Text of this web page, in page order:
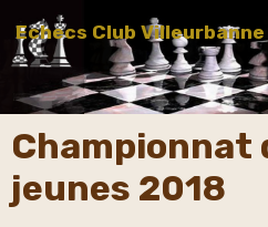
Echecs Club Villeurbanne
Championnat
jeunes 2018